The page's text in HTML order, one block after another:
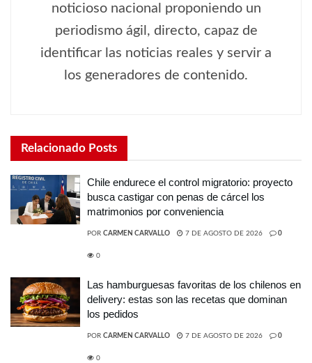
noticioso nacional proponiendo un
periodismo ágil, directo, capaz de
identificar las noticias reales y servir a
los generadores de contenido.
Relacionado Posts
Chile endurece el control migratorio: proyecto
busca castigar con penas de cárcel los
matrimonios por conveniencia
POR CARMEN CARVALLO 7 DE AGOSTO DE 2026 0
0
Las hamburguesas favoritas de los chilenos en
delivery: estas son las recetas que dominan
los pedidos
POR CARMEN CARVALLO 7 DE AGOSTO DE 2026 0
0